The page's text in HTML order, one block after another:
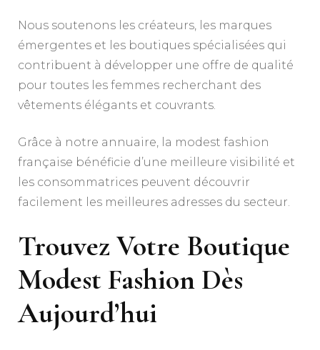
Nous soutenons les créateurs, les marques
émergentes et les boutiques spécialisées qui
contribuent à développer une offre de qualité
pour toutes les femmes recherchant des
vêtements élégants et couvrants.
Grâce à notre annuaire, la modest fashion
française bénéficie d’une meilleure visibilité et
les consommatrices peuvent découvrir
facilement les meilleures adresses du secteur.
Trouvez Votre Boutique
Modest Fashion Dès
Aujourd’hui